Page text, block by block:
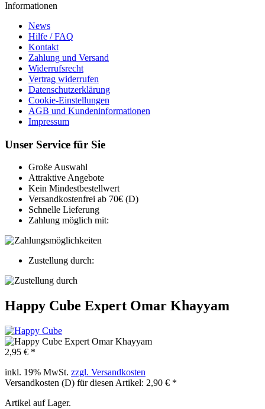
Informationen
News
Hilfe / FAQ
Kontakt
Zahlung und Versand
Widerrufsrecht
Vertrag widerrufen
Datenschutzerklärung
Cookie-Einstellungen
AGB und Kundeninformationen
Impressum
Unser Service für Sie
Große Auswahl
Attraktive Angebote
Kein Mindestbestellwert
Versandkostenfrei ab 70€ (D)
Schnelle Lieferung
Zahlung möglich mit:
Zustellung durch:
Happy Cube Expert Omar Khayyam
2,95 € *
inkl. 19% MwSt. zzgl. Versandkosten
Versandkosten (D) für diesen Artikel: 2,90 € *
Artikel auf Lager.